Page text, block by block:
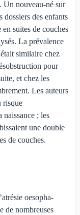
Un nouveau-né sur
dossiers des enfants
suites de couches
La prévalence
similaire chez
pour
et chez les
Les auteurs
risque
naissance ; les
une double
de couches.
oeso­pha­
de nombreu­ses